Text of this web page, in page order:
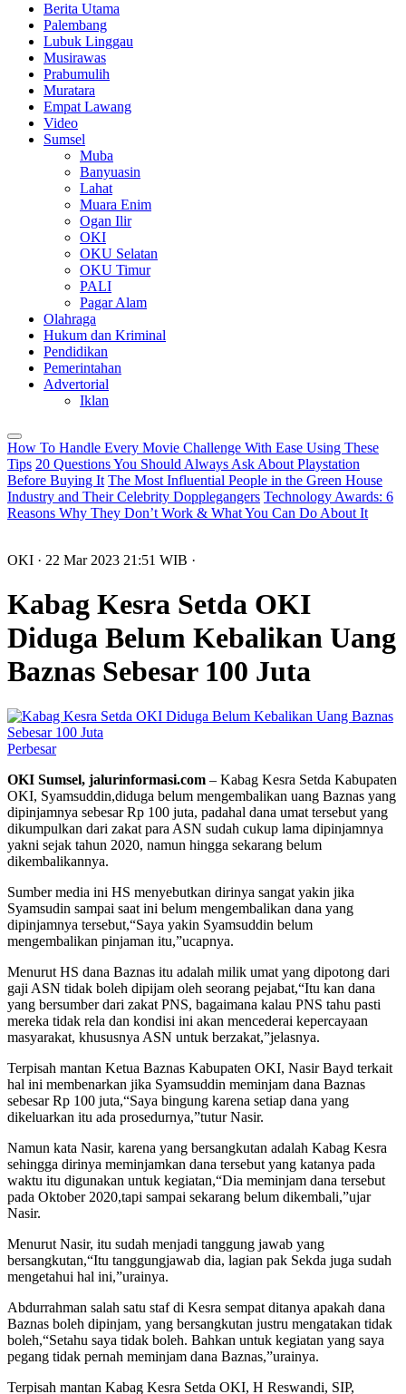
Berita Utama
Palembang
Lubuk Linggau
Musirawas
Prabumulih
Muratara
Empat Lawang
Video
Sumsel
Muba
Banyuasin
Lahat
Muara Enim
Ogan Ilir
OKI
OKU Selatan
OKU Timur
PALI
Pagar Alam
Olahraga
Hukum dan Kriminal
Pendidikan
Pemerintahan
Advertorial
Iklan
How To Handle Every Movie Challenge With Ease Using These
Tips 20 Questions You Should Always Ask About Playstation
Before Buying It The Most Influential People in the Green House
Industry and Their Celebrity Dopplegangers Technology Awards: 6
Reasons Why They Don’t Work & What You Can Do About It
OKI · 22 Mar 2023 21:51 WIB ·
Kabag Kesra Setda OKI
Diduga Belum Kebalikan Uang
Baznas Sebesar 100 Juta
Perbesar
OKI Sumsel, jalurinformasi.com – Kabag Kesra Setda Kabupaten
OKI, Syamsuddin,diduga belum mengembalikan uang Baznas yang
dipinjamnya sebesar Rp 100 juta, padahal dana umat tersebut yang
dikumpulkan dari zakat para ASN sudah cukup lama dipinjamnya
yakni sejak tahun 2020, namun hingga sekarang belum
dikembalikannya.
Sumber media ini HS menyebutkan dirinya sangat yakin jika
Syamsudin sampai saat ini belum mengembalikan dana yang
dipinjamnya tersebut,“Saya yakin Syamsuddin belum
mengembalikan pinjaman itu,”ucapnya.
Menurut HS dana Baznas itu adalah milik umat yang dipotong dari
gaji ASN tidak boleh dipijam oleh seorang pejabat,“Itu kan dana
yang bersumber dari zakat PNS, bagaimana kalau PNS tahu pasti
mereka tidak rela dan kondisi ini akan mencederai kepercayaan
masyarakat, khususnya ASN untuk berzakat,”jelasnya.
Terpisah mantan Ketua Baznas Kabupaten OKI, Nasir Bayd terkait
hal ini membenarkan jika Syamsuddin meminjam dana Baznas
sebesar Rp 100 juta,“Saya bingung karena setiap dana yang
dikeluarkan itu ada prosedurnya,”tutur Nasir.
Namun kata Nasir, karena yang bersangkutan adalah Kabag Kesra
sehingga dirinya meminjamkan dana tersebut yang katanya pada
waktu itu digunakan untuk kegiatan,“Dia meminjam dana tersebut
pada Oktober 2020,tapi sampai sekarang belum dikembali,”ujar
Nasir.
Menurut Nasir, itu sudah menjadi tanggung jawab yang
bersangkutan,“Itu tanggungjawab dia, lagian pak Sekda juga sudah
mengetahui hal ini,”urainya.
Abdurrahman salah satu staf di Kesra sempat ditanya apakah dana
Baznas boleh dipinjam, yang bersangkutan justru mengatakan tidak
boleh,“Setahu saya tidak boleh. Bahkan untuk kegiatan yang saya
pegang tidak pernah meminjam dana Baznas,”urainya.
Terpisah mantan Kabag Kesra Setda OKI, H Reswandi, SIP,